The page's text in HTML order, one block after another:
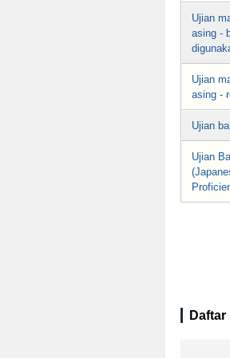
Ujian
asing -
Ujian
asing -
Ujian
Ujian